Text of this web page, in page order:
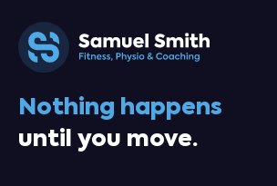
Nothing happens
until you move.